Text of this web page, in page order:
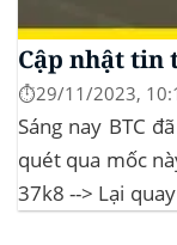
Cập nhật tin
⏱️29/11/2023,
Sáng nay BTC
quét qua mốc
37k8 --> Lại